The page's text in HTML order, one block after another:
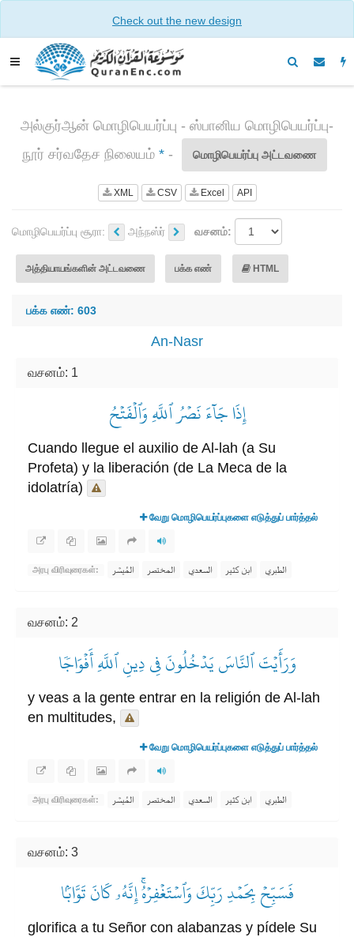
Check out the new design
அல்குர்ஆன் மொழிபெயர்ப்பு - ஸ்பானிய மொழிபெயர்ப்பு-
நூர் சர்வதேச நிலையம்* - மொழிபெயர்ப்பு அட்டவணை
XML CSV Excel API
மொழிபெயர்ப்பு சூரா: அந்நஸ்ர் வசனம்:
அத்தியாயங்களின் அட்டவணை பக்க எண் HTML
பக்க எண்: 603
An-Nasr
வசனம்: 1
إِذَا جَآءَ نَصۡرُ ٱللَّهِ وَٱلۡفَتۡحُ
Cuando llegue el auxilio de Al-lah (a Su
Profeta) y la liberación (de La Meca de la
idolatría)
வேறு மொழிபெயர்ப்புகளை எடுத்துப் பார்த்தல்
அரபு விரிவுரைகள்: المُيسَّر المختصر السعدي ابن كثير الطبري
வசனம்: 2
وَرَأَيۡتَ ٱلنَّاسَ يَدۡخُلُونَ فِي دِينِ ٱللَّهِ أَفۡوَاجٗا
y veas a la gente entrar en la religión de Al-lah
en multitudes,
வேறு மொழிபெயர்ப்புகளை எடுத்துப் பார்த்தல்
அரபு விரிவுரைகள்: المُيسَّر المختصر السعدي ابن كثير الطبري
வசனம்: 3
فَسَبِّحۡ بِحَمۡدِ رَبِّكَ وَٱسۡتَغۡفِرۡهُۚ إِنَّهُۥ كَانَ تَوَّابَۢا
glorifica a tu Señor con alabanzas y pídele Su